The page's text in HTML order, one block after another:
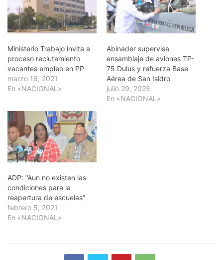
Ministerio Trabajo invita a
proceso reclutamiento
vacantes empleo en PP
marzo 16, 2021
En «NACIONAL»
Abinader supervisa
ensamblaje de aviones TP-
75 Dulus y refuerza Base
Aérea de San Isidro
julio 29, 2025
En «NACIONAL»
ADP: “Aun no existen las
condiciones para la
reapertura de escuelas”
febrero 5, 2021
En «NACIONAL»